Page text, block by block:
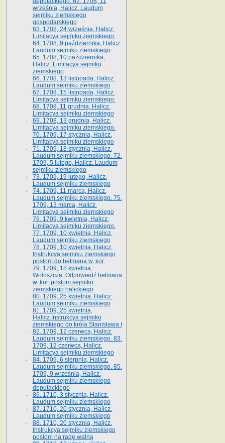
września, Halicz. Laudum
sejmiku ziemskiego
gospodarskiego
63. 1708, 24 września, Halicz.
Limitacya sejmiku ziemskiego.
64. 1708, 9 października, Halicz.
Laudum sejmiku ziemskiego
65­. 1708, 10 października,
Halicz. Limitacya sejmiku
ziemskiego
66. 1708, 13 listopada, Halicz.
Laudum sejmiku ziemskiego
67. 1708, 15 listopada, Halicz.
Limitacya sejmiku ziemskiego.
68. 1708, 11 grudnia, Halicz.
Limitacya sejmiku ziemskiego
69. 1708, 13 grudnia, Halicz.
Limitacya sejmiku ziemskiego.
70. 1709, 17 stycznia, Halicz.
Limitacya sejmiku ziemskiego
71. 1709, 18 stycznia, Halicz.
Laudum sejmiku ziemskiego. 72.
1709, 5 lutego, Halicz. Laudum
sejmiku ziemskiego
73. 1709, 19 lutego, Halicz.
Laudum sejmiku ziemskiego
74. 1709, 11 marca, Halicz.
Laudum sejmiku ziemskiego. 75.
1709, 13 marca, Halicz.
Limitacya sejmiku ziemskiego
76. 1709, 9 kwietnia, Halicz.
Limitacya sejmiku ziemskiego.
77. 1709, 10 kwietnia, Halicz.
Laudum sejmiku ziemskiego
78. 1709, 10 kwietnia, Halicz.
Instrukcya sejmiku ziemskiego
posłom do hetmana w. kor.
79. 1709, 18 kwietnia,
Wołoszcza. Odpowiedź hetmana
w. kor. posłom sejmiku
ziemskiego halickiego
80. 1709, 25 kwietnia, Halicz.
Laudum sejmiku ziemskiego
81. 1709, 25 kwietnia,
Halicz.Instrukcya sejmiku
ziemskiego do króla Stanisława I
82. 1709, 12 czerwca, Halicz.
Laudum sejmiku ziemskiego. 83.
1709, 12 czerwca, Halicz.
Limitacya sejmiku ziemskiego
84. 1709, 6 sierpnia, Halicz.
Laudum sejmiku ziemskiego. 85.
1709, 9 września, Halicz.
Laudum sejmiku ziemskiego
deputackiego
86. 1710, 3 stycznia, Halicz.
Laudum sejmiku ziemskiego
87. 1710, 20 stycznia, Halicz.
Laudum sejmiku ziemskiego
88. 1710, 20 stycznia, Halicz.
Instrukcya sejmiku ziemskiego
posłom na radę walną